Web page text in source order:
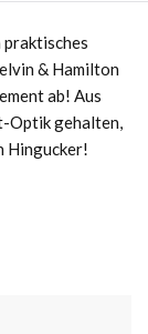
praktisches
& Hamilton
ab! Aus
Optik gehalten,
Hingucker!